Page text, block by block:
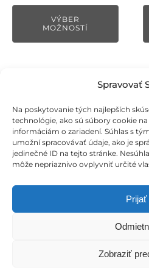
Spravovať
Na poskytovanie tých najlepších
technológie, ako sú súbory cookie
informáciám o zariadení. Súhlas s
umožní spracovávať údaje, ako je
jedinečné ID na tejto stránke.
môže nepriaznivo ovplyvniť určité
Prijať
Zobraziť
range:
VÝBER
MOŽNOSTÍ
produktu.